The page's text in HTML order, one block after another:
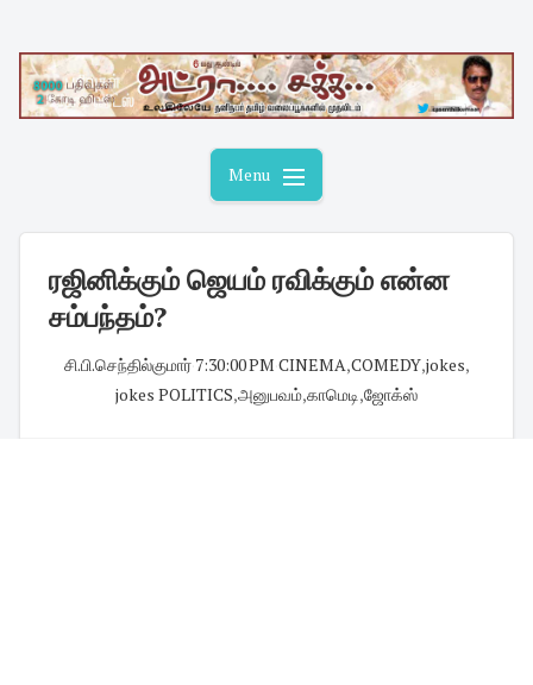
content
Menu
ரஜினிக்கும் ஜெயம் ரவிக்கும் என்ன
சம்பந்தம்?
சி.பி.செந்தில்குமார்· 7:30:00 PM CINEMA,COMEDY,jokes,
jokes POLITICS,அனுபவம்,காமெடி,ஜோக்ஸ்